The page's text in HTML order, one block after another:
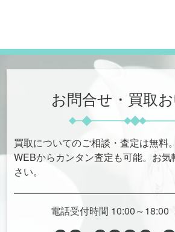
お問合せ・買取
買取についてのご相談・査定は無料。
WEBからカンタン査定も可能。お
さい。
電話受付時間 10:00～18:00